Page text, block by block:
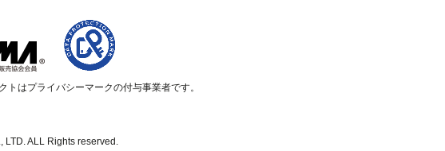
はプライバシーマークの付与事業者です。
ALL Rights reserved.